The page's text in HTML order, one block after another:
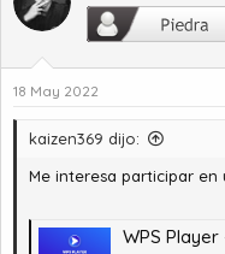
18 May 2022
kaizen369 dijo:
Me interesa participar en
WPS Player – Transform your videos